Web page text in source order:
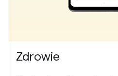
Zdrowie